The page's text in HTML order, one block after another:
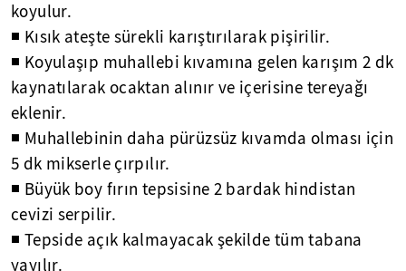
koyulur.
◾ Kısık ateşte sürekli karıştırılarak pişirilir.
◾ Koyulaşıp muhallebi kıvamına gelen karışım 2 dk
kaynatılarak ocaktan alınır ve içerisine tereyağı
eklenir.
◾ Muhallebinin daha pürüzsüz kıvamda olması için
5 dk mikserle çırpılır.
◾ Büyük boy fırın tepsisine 2 bardak hindistan
cevizi serpilir.
◾ Tepside açık kalmayacak şekilde tüm tabana
yayılır.